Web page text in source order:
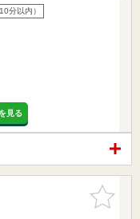
分以内）
見る
お気に入
りに追加